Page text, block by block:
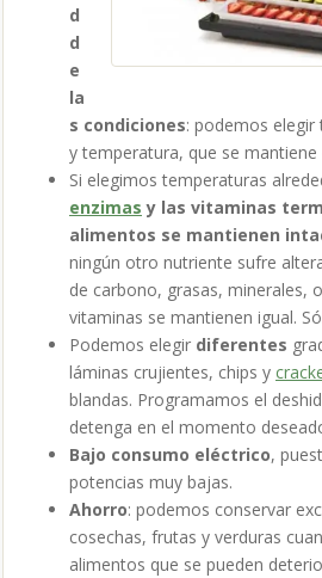
d
d
e
la
s condiciones: podemos
y temperatura, que se mantiene
Si elegimos temperaturas
enzimas y las vitaminas
alimentos se mantienen
ningún otro nutriente sufre
de carbono, grasas, minerales,
vitaminas se mantienen igual.
Podemos elegir diferentes
láminas crujientes, chips y
blandas. Programamos el
detenga en el momento
Bajo consumo eléctrico,
potencias muy bajas.
Ahorro: podemos conservar
cosechas, frutas y verduras
alimentos que se pueden